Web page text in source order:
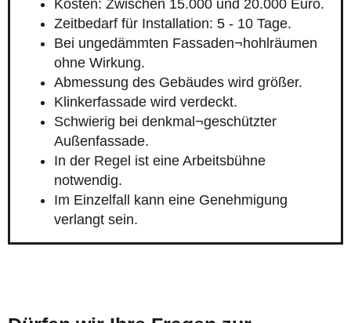
Kosten: Zwischen 15.000 und 20.000 Euro.
Zeitbedarf für Installation: 5 - 10 Tage.
Bei ungedämmten Fassaden¬hohlräumen
ohne Wirkung.
Abmessung des Gebäudes wird größer.
Klinkerfassade wird verdeckt.
Schwierig bei denkmal¬geschützter
Außenfassade.
In der Regel ist eine Arbeitsbühne
notwendig.
Im Einzelfall kann eine Genehmigung
verlangt sein.